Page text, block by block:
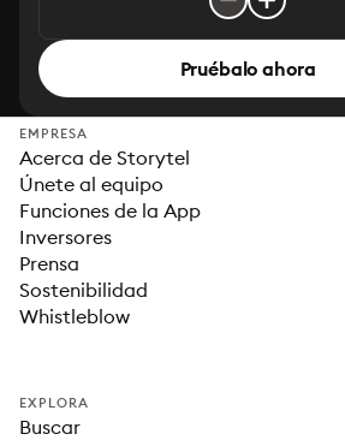
Pruébalo ahora
EMPRESA
Acerca de Storytel
Únete al equipo
Funciones de la App
Inversores
Prensa
Sostenibilidad
Whistleblow
EXPLORA
Buscar